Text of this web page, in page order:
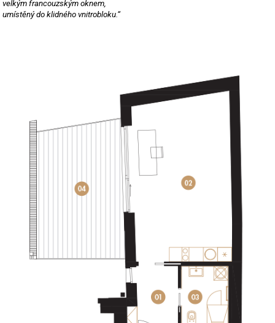
velkým francouzským oknem,
umístěný do klidného vnitrobloku.“